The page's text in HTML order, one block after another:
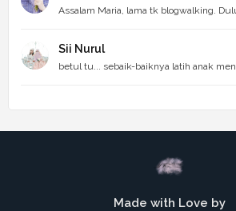
Assalam Maria, lama tk blogwalking.
Sii Nurul
betul tu... sebaik-baiknya latih anak
Made with Love by